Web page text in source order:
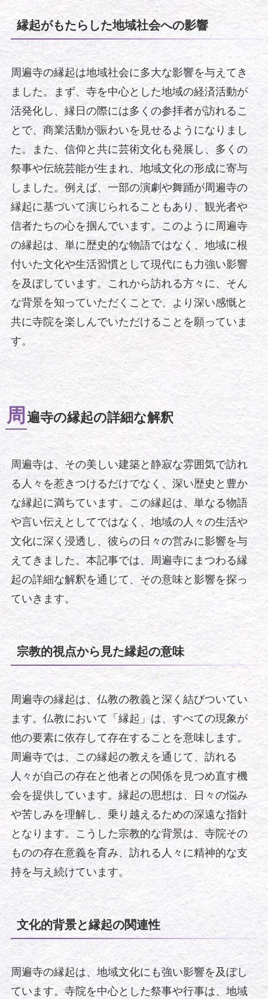
縁起がもたらした地域社会への影響
周遍寺の縁起は地域社会に多大な影響を与えてき
ました。まず、寺を中心とした地域の経済活動が
活発化し、縁日の際には多くの参拝者が訪れるこ
とで、商業活動が賑わいを見せるようになりまし
た。また、信仰と共に芸術文化も発展し、多くの
祭事や伝統芸能が生まれ、地域文化の形成に寄与
しました。例えば、一部の演劇や舞踊が周遍寺の
縁起に基づいて演じられることもあり、観光者や
信者たちの心を掴んでいます。このように周遍寺
の縁起は、単に歴史的な物語ではなく、地域に根
付いた文化や生活習慣として現代にも力強い影響
を及ぼしています。これから訪れる方々に、そん
な背景を知っていただくことで、より深い感慨と
共に寺院を楽しんでいただけることを願っていま
す。
周 遍寺の縁起の詳細な解釈
周遍寺は、その美しい建築と静寂な雰囲気で訪れ
る人々を惹きつけるだけでなく、深い歴史と豊か
な縁起に満ちています。この縁起は、単なる物語
や言い伝えとしてではなく、地域の人々の生活や
文化に深く浸透し、彼らの日々の営みに影響を与
えてきました。本記事では、周遍寺にまつわる縁
起の詳細な解釈を通じて、その意味と影響を探っ
ていきます。
宗教的視点から見た縁起の意味
周遍寺の縁起は、仏教の教義と深く結びついてい
ます。仏教において「縁起」は、すべての現象が
他の要素に依存して存在することを意味します。
周遍寺では、この縁起の教えを通じて、訪れる
人々が自己の存在と他者との関係を見つめ直す機
会を提供しています。縁起の思想は、日々の悩み
や苦しみを理解し、乗り越えるための深遠な指針
となります。こうした宗教的な背景は、寺院その
ものの存在意義を育み、訪れる人々に精神的な支
持を与え続けています。
文化的背景と縁起の関連性
周遍寺の縁起は、地域文化にも強い影響を及ぼし
ています。寺院を中心とした祭事や行事は、地域